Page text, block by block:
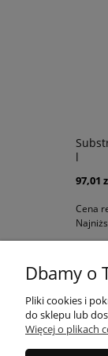
97,01 zł
Cena
Dbamy o
Pliki cookies i
do sklepu lub
Więcej o plikach